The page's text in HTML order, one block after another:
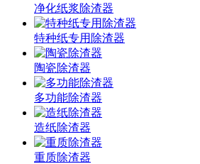
净化纸浆除渣器
特种纸专用除渣器
陶瓷除渣器
多功能除渣器
造纸除渣器
重质除渣器